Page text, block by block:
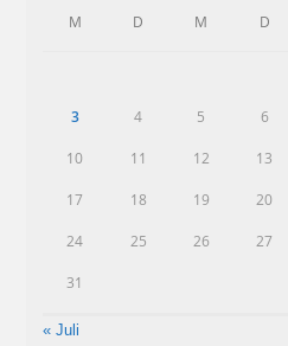
M D M D
3 4 5 6
10 11 12 13
17 18 19 20
24 25 26 27
31
« Juli